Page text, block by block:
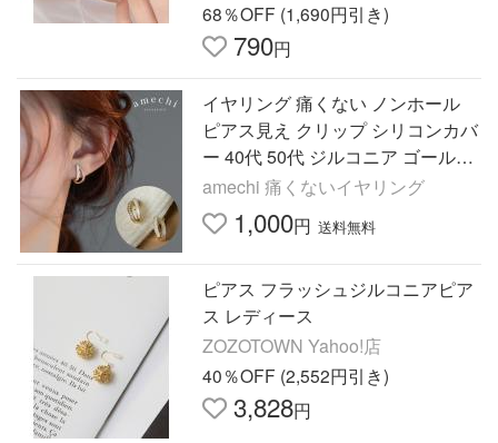
68％OFF (1,690円引き)
790円
イヤリング 痛くない ノンホール
ピアス見え クリップ シリコンカバ
ー 40代 50代 ジルコニア ゴールド
レディース
amechi 痛くないイヤリング
1,000円 送料無料
ピアス フラッシュジルコニアピア
ス レディース
ZOZOTOWN Yahoo!店
40％OFF (2,552円引き)
3,828円